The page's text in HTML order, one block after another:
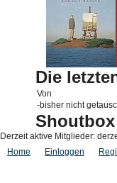
Die
Von
-bisher nicht
Shoutbox
Derzeit aktive Mitglieder:
Home
Einloggen